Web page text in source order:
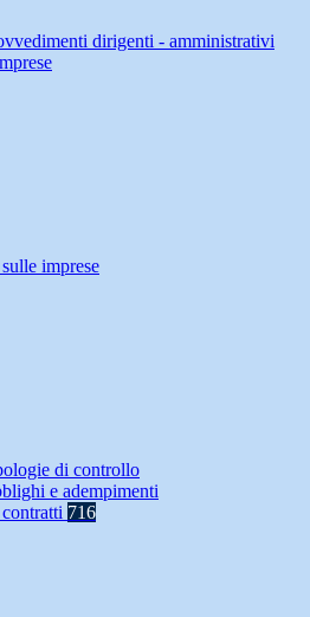
dirigenti - amministrativi
imprese
di controllo
e adempimenti
716